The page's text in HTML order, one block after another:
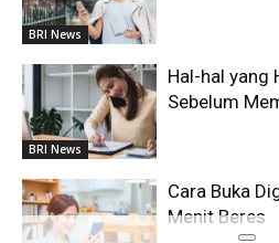
BRI News
BRI News
Hal-hal yang
Sebelum
Cara Buka
Menit Beres